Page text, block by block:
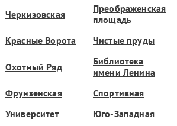
Черкизовская
Преображенская
площадь
Красные Ворота Чистые пруды
Охотный Ряд
Библиотека
имени Ленина
Фрунзенская
Спортивная
Университет Юго-Западная